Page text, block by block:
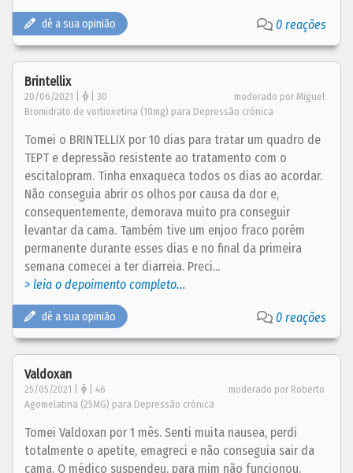
dê a sua opinião 0 reações
Brintellix
20/06/2021 | | 30
moderado por Miguel
Bromidrato de vortioxetina (10mg) para Depressão crónica
Tomei o BRINTELLIX por 10 dias para tratar um quadro de
TEPT e depressão resistente ao tratamento com o
escitalopram. Tinha enxaqueca todos os dias ao acordar.
Não conseguia abrir os olhos por causa da dor e,
consequentemente, demorava muito pra conseguir
levantar da cama. Também tive um enjoo fraco porém
permanente durante esses dias e no final da primeira
semana comecei a ter diarreia. Preci...
> leia o depoimento completo...
dê a sua opinião 0 reações
Valdoxan
25/05/2021 | | 46
moderado por Roberto
Agomelatina (25MG) para Depressão crónica
Tomei Valdoxan por 1 mês. Senti muita nausea, perdi
totalmente o apetite, emagreci e não conseguia sair da
cama. O médico suspendeu, para mim não funcionou.